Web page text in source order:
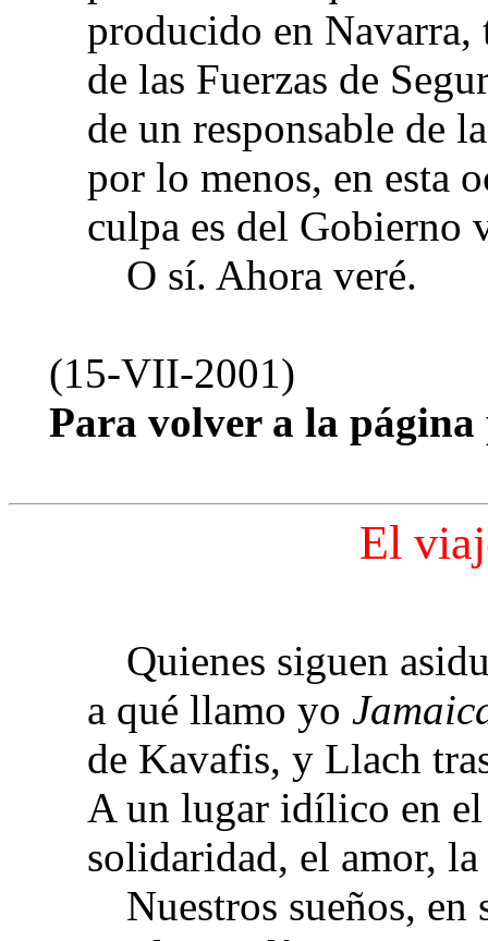
producido en
de las Fuerzas de
de un responsable de
por lo menos, en esta
culpa es del Gobierno
O sí. Ahora veré.
(15-VII-2001)
Para volver a la
El
Quienes siguen
a qué llamo yo
de Kavafis, y Llach
A un lugar idílico en
solidaridad, el amor,
Nuestros sueños,